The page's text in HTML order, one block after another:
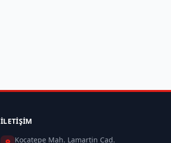
İLETIŞIM
Kocatepe Mah. Lamartin Cad.